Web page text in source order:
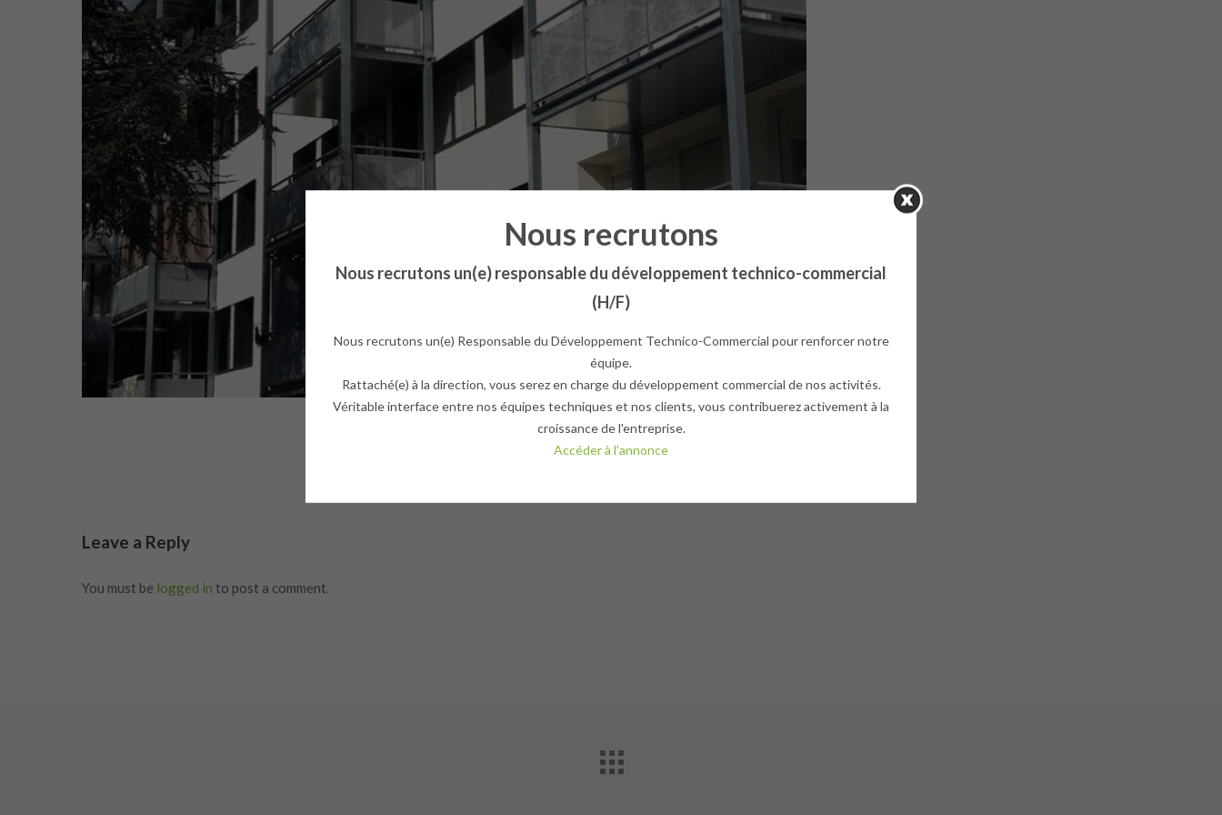
Leave a Reply
You must be logged in to post a comment.
Nous recrutons
Nous recrutons un(e) responsable du développement technico-commercial
(H/F)
Nous recrutons un(e) Responsable du Développement Technico-Commercial pour renforcer notre
équipe.
Rattaché(e) à la direction, vous serez en charge du développement commercial de nos activités.
Véritable interface entre nos équipes techniques et nos clients, vous contribuerez activement à la
croissance de l'entreprise.
Accéder à l'annonce